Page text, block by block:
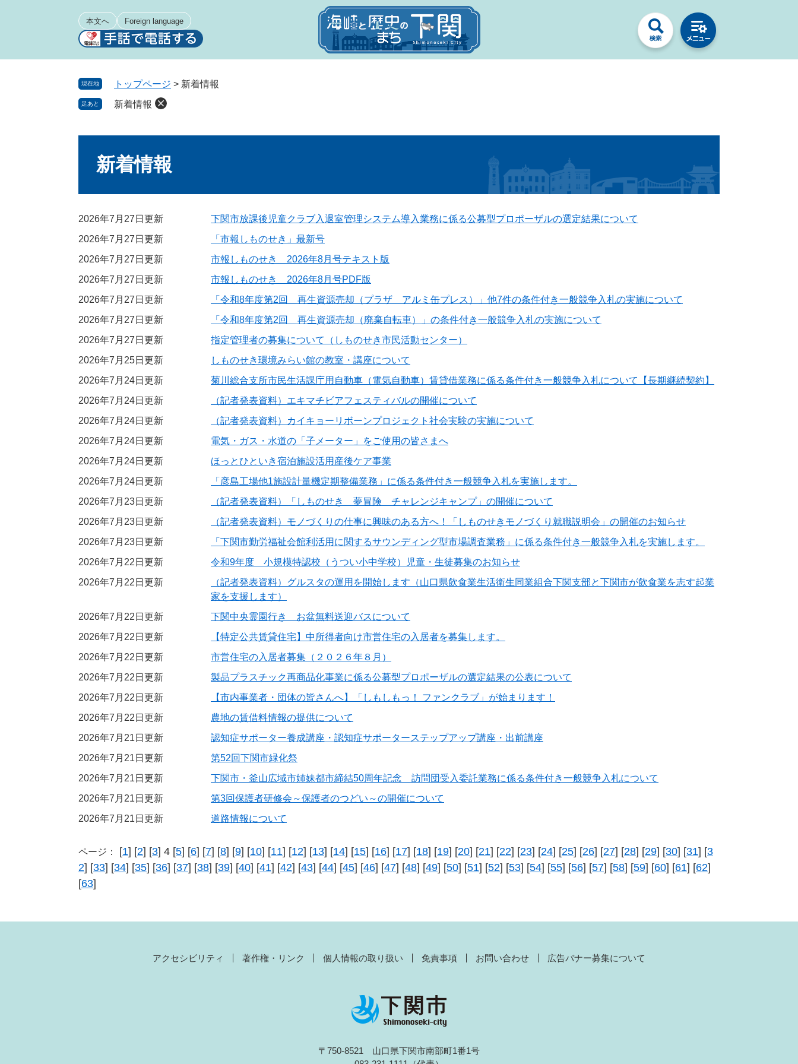
本文へ Foreign language
現在地 トップページ > 新着情報
足あと 新着情報
新着情報
2026年7月27日更新
下関市放課後児童クラブ入退室管理システム導入業務に係る公募型プロポーザルの選定結果について
2026年7月27日更新
「市報しものせき」最新号
2026年7月27日更新
市報しものせき 2026年8月号テキスト版
2026年7月27日更新
市報しものせき 2026年8月号PDF版
2026年7月27日更新
「令和8年度第2回 再生資源売却（プラザ アルミ缶プレス）」他7件の条件付き一般競争入札の実施について
2026年7月27日更新
「令和8年度第2回 再生資源売却（廃棄自転車）」の条件付き一般競争入札の実施について
2026年7月27日更新
指定管理者の募集について（しものせき市民活動センター）
2026年7月25日更新
しものせき環境みらい館の教室・講座について
2026年7月24日更新
菊川総合支所市民生活課庁用自動車（電気自動車）賃貸借業務に係る条件付き一般競争入札について【長期継続契約】
2026年7月24日更新
（記者発表資料）エキマチビアフェスティバルの開催について
2026年7月24日更新
（記者発表資料）カイキョーリボーンプロジェクト社会実験の実施について
2026年7月24日更新
電気・ガス・水道の「子メーター」をご使用の皆さまへ
2026年7月24日更新
ほっとひといき宿泊施設活用産後ケア事業
2026年7月24日更新
「彦島工場他1施設計量機定期整備業務」に係る条件付き一般競争入札を実施します。
2026年7月23日更新
（記者発表資料）「しものせき 夢冒険 チャレンジキャンプ」の開催について
2026年7月23日更新
（記者発表資料）モノづくりの仕事に興味のある方へ！「しものせきモノづくり就職説明会」の開催のお知らせ
2026年7月23日更新
「下関市勤労福祉会館利活用に関するサウンディング型市場調査業務」に係る条件付き一般競争入札を実施します。
2026年7月22日更新
令和9年度 小規模特認校（うつい小中学校）児童・生徒募集のお知らせ
2026年7月22日更新
（記者発表資料）グルスタの運用を開始します（山口県飲食業生活衛生同業組合下関支部と下関市が飲食業を志す起業
家を支援します）
2026年7月22日更新
下関中央霊園行き お盆無料送迎バスについて
2026年7月22日更新
【特定公共賃貸住宅】中所得者向け市営住宅の入居者を募集します。
2026年7月22日更新
市営住宅の入居者募集（２０２６年８月）
2026年7月22日更新
製品プラスチック再商品化事業に係る公募型プロポーザルの選定結果の公表について
2026年7月22日更新
【市内事業者・団体の皆さんへ】「しもしもっ！ ファンクラブ」が始まります！
2026年7月22日更新
農地の賃借料情報の提供について
2026年7月21日更新
認知症サポーター養成講座・認知症サポーターステップアップ講座・出前講座
2026年7月21日更新
第52回下関市緑化祭
2026年7月21日更新
下関市・釜山広域市姉妹都市締結50周年記念 訪問団受入委託業務に係る条件付き一般競争入札について
2026年7月21日更新
第3回保護者研修会～保護者のつどい～の開催について
2026年7月21日更新
道路情報について
ページ： [1] [2] [3] 4 [5] [6] [7] [8] [9] [10] [11] [12] [13] [14] [15] [16] [17] [18] [19] [20] [21] [22] [23] [24] [25] [26] [27] [28] [29] [30] [31] [3
2] [33] [34] [35] [36] [37] [38] [39] [40] [41] [42] [43] [44] [45] [46] [47] [48] [49] [50] [51] [52] [53] [54] [55] [56] [57] [58] [59] [60] [61] [62]
[63]
アクセシビリティ 著作権・リンク 個人情報の取り扱い 免責事項 お問い合わせ 広告バナー募集について
〒750-8521 山口県下関市南部町1番1号